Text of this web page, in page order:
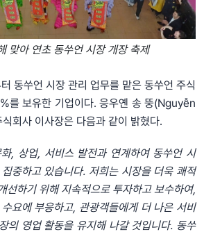
맞아 연초 동쑤언 시장 개장 축제
동쑤언 시장 관리 업무를 맡은 동쑤언 주식
를 보유한 기업이다. 응우옌 송 뚱(Nguyễn
회사 이사장은 다음과 같이 밝혔다.
, 상업, 서비스 발전과 연계하여 동쑤언 시
중하고 있습니다. 저희는 시장을 더욱 쾌적
선하기 위해 지속적으로 투자하고 보수하여,
요에 부응하고, 관광객들에게 더 나은 서비
의 영업 활동을 유지해 나갈 것입니다. 동쑤